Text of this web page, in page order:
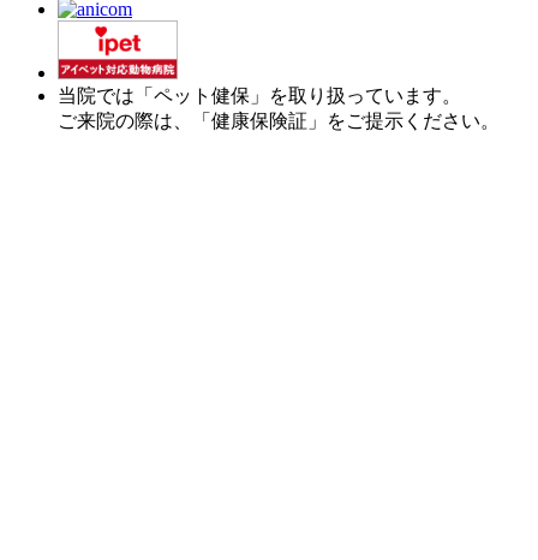
当院では「ペット健保」を取り扱っています。
ご来院の際は、「健康保険証」をご提示ください。